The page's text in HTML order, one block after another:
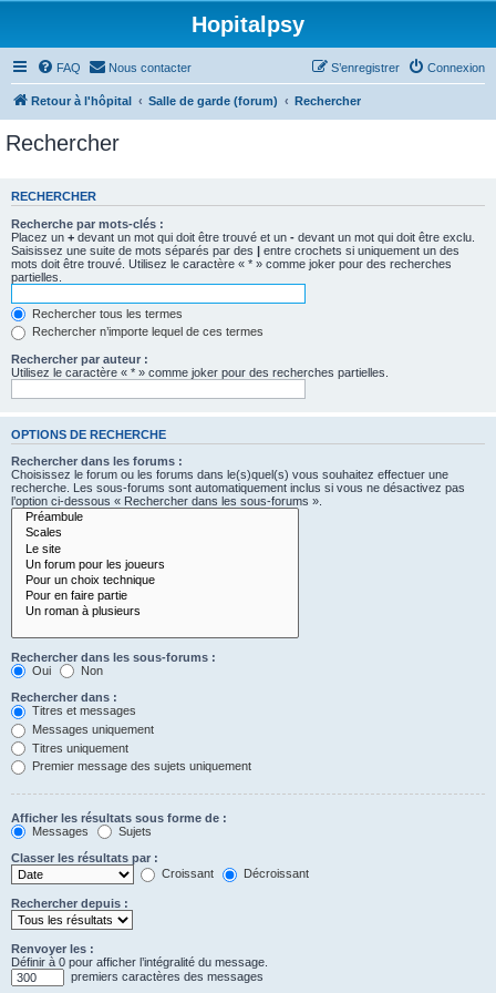
Hopitalpsy
FAQ Nous contacter Connexion
S’enregistrer
Retour à l'hôpital Salle de garde (forum) Rechercher
Rechercher
RECHERCHER
Recherche par mots-clés :
Placez un + devant un mot qui doit être trouvé et un - devant un mot qui doit être exclu.
Saisissez une suite de mots séparés par des | entre crochets si uniquement un des
mots doit être trouvé. Utilisez le caractère « * » comme joker pour des recherches
partielles.
Rechercher tous les termes
Rechercher n’importe lequel de ces termes
Rechercher par auteur :
Utilisez le caractère « * » comme joker pour des recherches partielles.
OPTIONS DE RECHERCHE
Rechercher dans les forums :
Choisissez le forum ou les forums dans le(s)quel(s) vous souhaitez effectuer une
recherche. Les sous-forums sont automatiquement inclus si vous ne désactivez pas
l’option ci-dessous « Rechercher dans les sous-forums ».
Rechercher dans les sous-forums :
Oui
Non
Rechercher dans :
Titres et messages
Messages uniquement
Titres uniquement
Premier message des sujets uniquement
Afficher les résultats sous forme de :
Messages
Sujets
Classer les résultats par :
Croissant
Décroissant
Rechercher depuis :
Renvoyer les :
Définir à 0 pour afficher l’intégralité du message.
premiers caractères des messages